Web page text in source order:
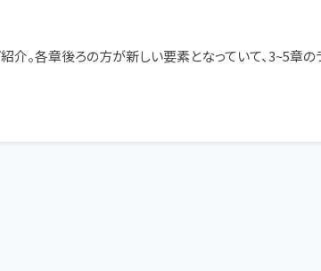
。各章後ろの方が新しい要素となっていて、3~5章の